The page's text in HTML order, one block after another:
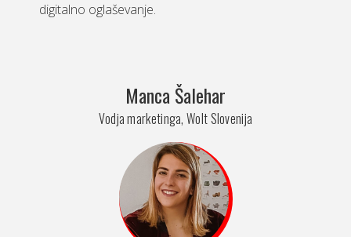
digitalno oglaševanje.
Manca Šalehar
Vodja marketinga, Wolt Slovenija